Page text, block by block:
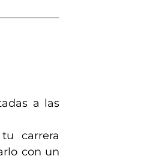
a las
carrera
con un